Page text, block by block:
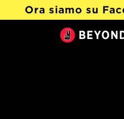
Ora siamo su
@Beyond Type